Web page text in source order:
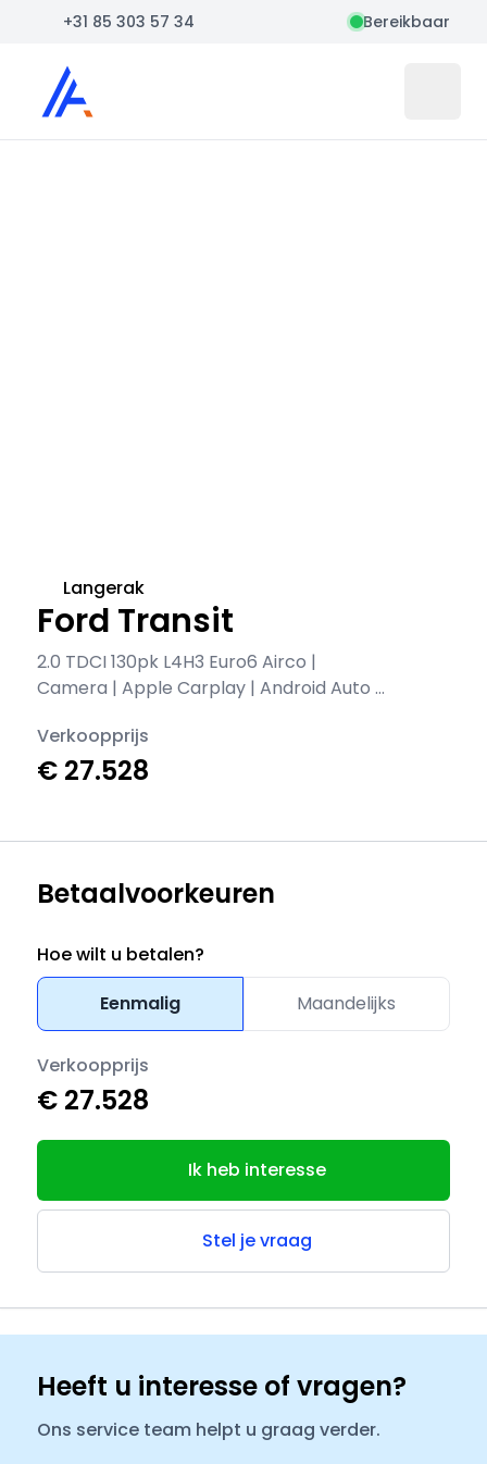
+31 85 303 57 34 Bereikbaar
Auto Atlas
Ford Transit
2.0 TDCI 130pk L4H3 Euro6 Airco |
Camera | Apple Carplay | Android Auto |
Langerak
Verkoopprijs
€ 27.528
Betaalvoorkeuren
Hoe wilt u betalen?
Eenmalig
Maandelijks
Verkoopprijs
€ 27.528
Ik heb interesse
Stel je vraag
Heeft u interesse of vragen?
Ons service team helpt u graag verder.